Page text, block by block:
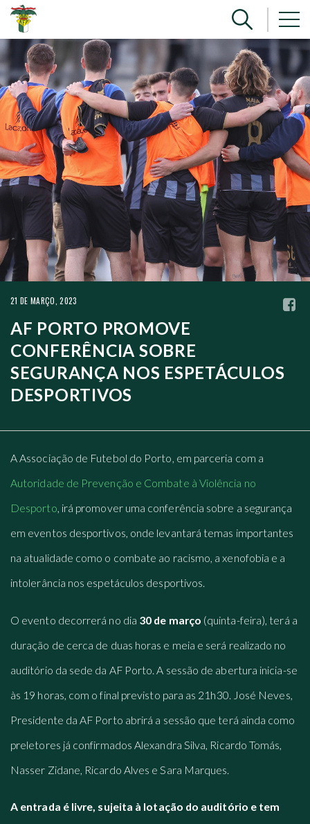
21 DE MARÇO, 2023
AF PORTO PROMOVE
CONFERÊNCIA SOBRE
SEGURANÇA NOS ESPETÁCULOS
DESPORTIVOS
A Associação de Futebol do Porto, em parceria com a
Autoridade de Prevenção e Combate à Violência no
Desporto, irá promover uma conferência sobre a segurança
em eventos desportivos, onde levantará temas importantes
na atualidade como o combate ao racismo, a xenofobia e a
intolerância nos espetáculos desportivos.
O evento decorrerá no dia 30 de março (quinta-feira), terá a
duração de cerca de duas horas e meia e será realizado no
auditório da sede da AF Porto. A sessão de abertura inicia-se
às 19 horas, com o final previsto para as 21h30. José Neves,
Presidente da AF Porto abrirá a sessão que terá ainda como
preletores já confirmados Alexandra Silva, Ricardo Tomás,
Nasser Zidane, Ricardo Alves e Sara Marques.
A entrada é livre, sujeita à lotação do auditório e tem